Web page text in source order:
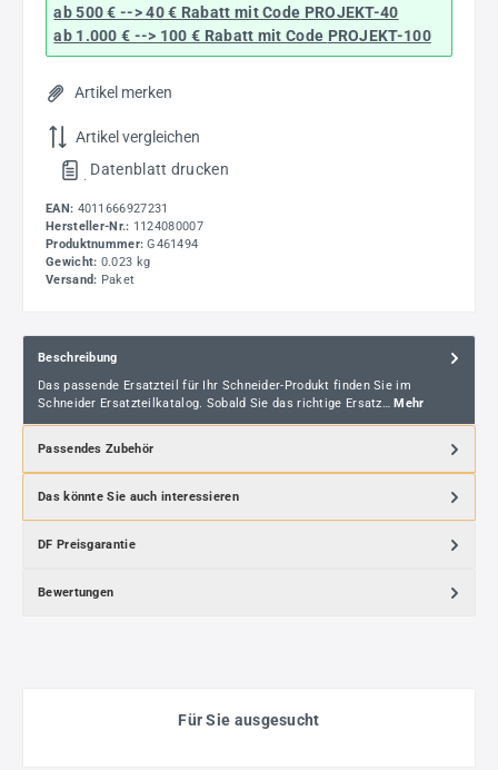
ab 500 € --> 40 € Rabatt mit Code PROJEKT-40
ab 1.000 € --> 100 € Rabatt mit Code PROJEKT-100
Artikel merken
Artikel vergleichen
. Datenblatt drucken
EAN: 4011666927231
Hersteller-Nr.: 1124080007
Produktnummer: G461494
Gewicht: 0.023 kg
Versand: Paket
Beschreibung
Das passende Ersatzteil für Ihr Schneider-Produkt finden Sie im
Schneider Ersatzteilkatalog. Sobald Sie das richtige Ersatz… Mehr
Passendes Zubehör
Das könnte Sie auch interessieren
DF Preisgarantie
Bewertungen
Für Sie ausgesucht